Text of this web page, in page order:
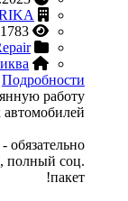
1783
Подробности
работу
полный соц.
пакет!